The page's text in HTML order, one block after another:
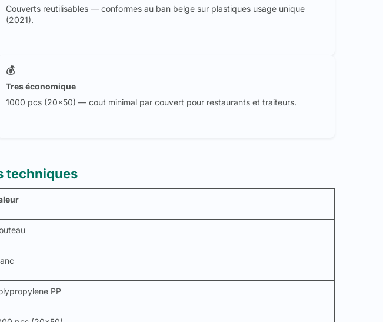
Couverts reutilisables — conformes au ban belge sur plastiques usage unique
(2021).
💰
Tres économique
1000 pcs (20x50) — cout minimal par couvert pour restaurants et traiteurs.
techniques
PP